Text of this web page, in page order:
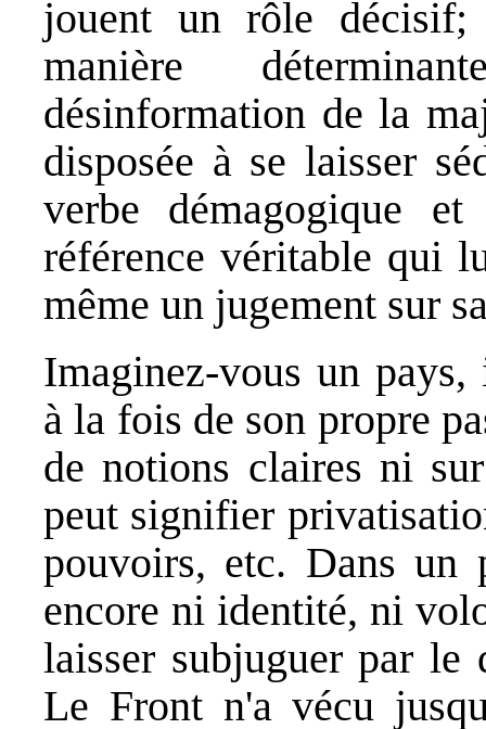
jouent un rôle
manière
désinformation de la
disposée à se laisser
verbe démagogique
référence véritable qui
même un jugement sur
Imaginez-vous un pays,
à la fois de son propre
de notions claires ni
peut signifier
pouvoirs, etc. Dans un
encore ni identité, ni
laisser subjuguer par le
Le Front n'a vécu